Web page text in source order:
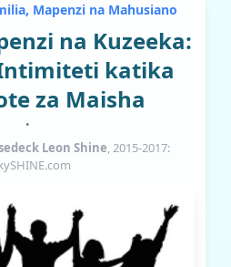
Mapenzi na Mahusiano
na Kuzeeka:
katika
za Maisha
•
Leon Shine, 2015-2017: